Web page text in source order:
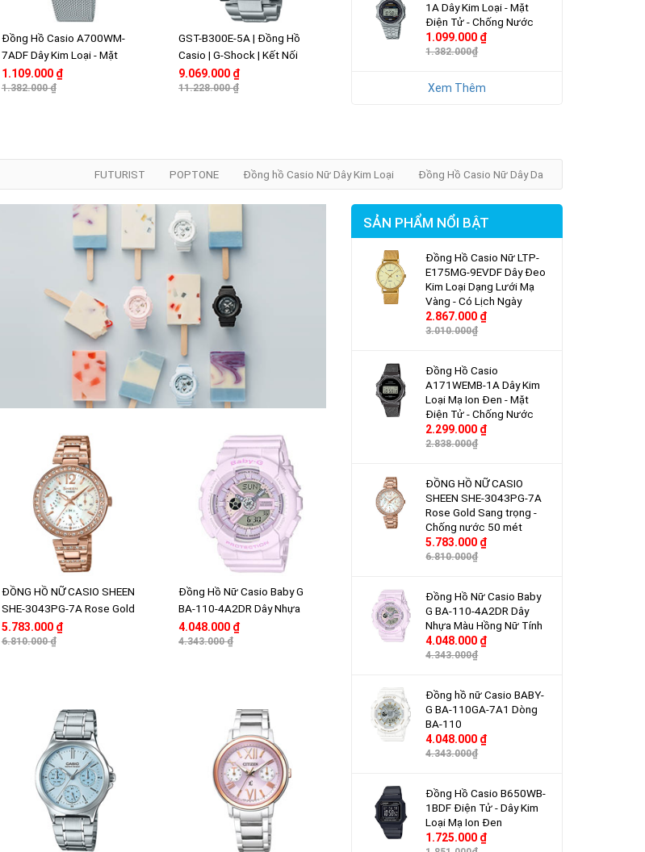
Đồng Hồ Casio A700WM-
7ADF Dây Kim Loại - Mặt
Vuông Điển Tử Cổ Điển -
Chống Nước
1.109.000 ₫
1.382.000 ₫
GST-B300E-5A | Đồng Hồ
Casio | G-Shock | Kết Nối
Điện Thoại | Pin Năng Lượng
9.069.000 ₫
11.228.000 ₫
1A Dây Kim Loại - Mặt
Điện Tử - Chống Nước
1.099.000 ₫
1.382.000₫
Xem Thêm
FUTURIST POPTONE Đồng hồ Casio Nữ Dây Kim Loại Đồng Hồ Casio Nữ Dây Da
ĐỒNG HỒ NỮ CASIO SHEEN
SHE-3043PG-7A Rose Gold
Sang trọng - Chống nước 50
mét
5.783.000 ₫
6.810.000 ₫
Đồng Hồ Nữ Casio Baby G
BA-110-4A2DR Dây Nhựa
Màu Hồng Nữ Tính
4.048.000 ₫
4.343.000 ₫
SẢN PHẨM NỔI BẬT
Đồng Hồ Casio Nữ LTP-
E175MG-9EVDF Dây Đeo
Kim Loại Dạng Lưới Mạ
Vàng - Có Lịch Ngày
2.867.000 ₫
3.010.000₫
Đồng Hồ Casio
A171WEMB-1A Dây Kim
Loại Mạ Ion Đen - Mặt
Điện Tử - Chống Nước
2.299.000 ₫
2.838.000₫
ĐỒNG HỒ NỮ CASIO
SHEEN SHE-3043PG-7A
Rose Gold Sang trọng -
Chống nước 50 mét
5.783.000 ₫
6.810.000₫
Đồng Hồ Nữ Casio Baby
G BA-110-4A2DR Dây
Nhựa Màu Hồng Nữ Tính
4.048.000 ₫
4.343.000₫
Đồng hồ nữ Casio BABY-
G BA-110GA-7A1 Dòng
BA-110
4.048.000 ₫
4.343.000₫
Đồng Hồ Casio B650WB-
1BDF Điện Tử - Dây Kim
Loại Mạ Ion Đen
1.725.000 ₫